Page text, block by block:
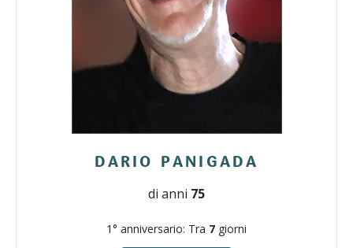
DARIO PANIGADA
di anni 75
1° anniversario: Tra 7 giorni